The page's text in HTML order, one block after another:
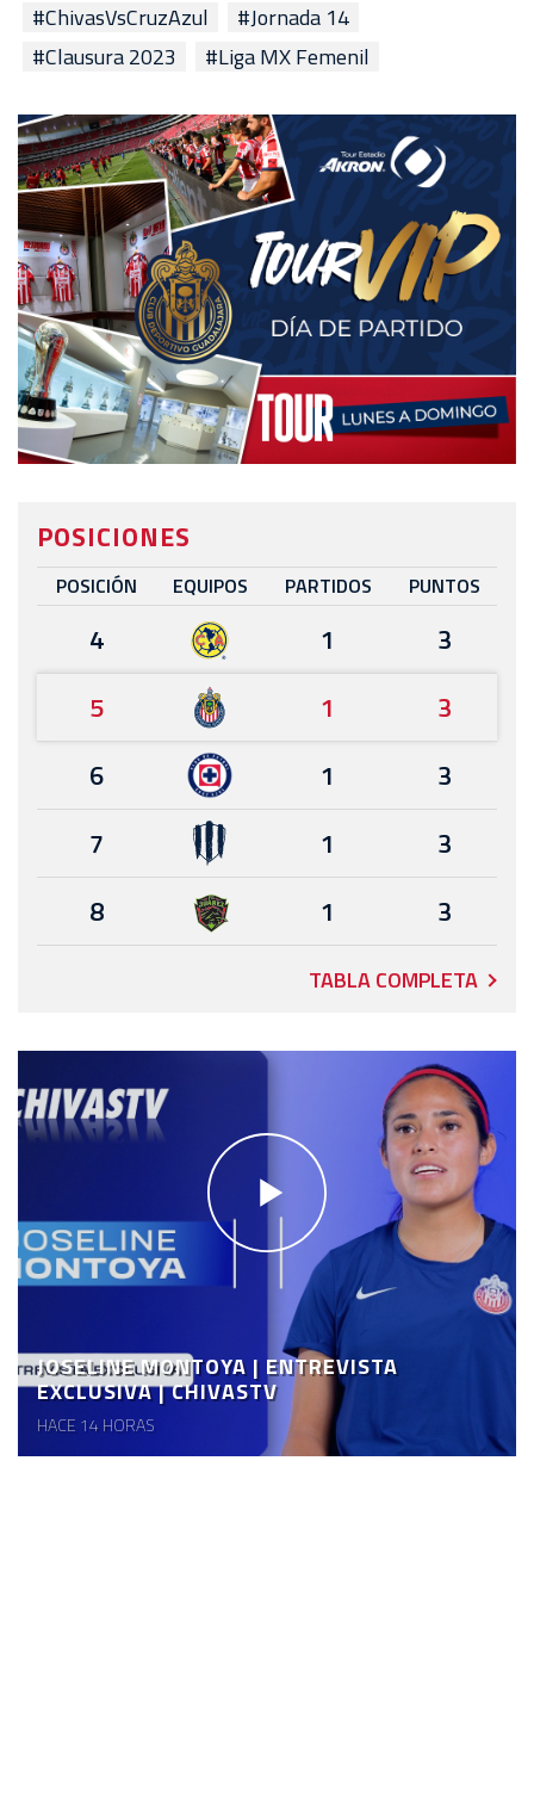
#ChivasVsCruzAzul
#Jornada 14
#Clausura 2023
#Liga MX Femenil
POSICIONES
POSICIÓN EQUIPOS PARTIDOS PUNTOS
4 1
3
5
1
3
6
1
3
7
1
3
8
1 3
TABLA COMPLETA
JOSELINE MONTOYA | ENTREVISTA
EXCLUSIVA | CHIVASTV
HACE 14 HORAS